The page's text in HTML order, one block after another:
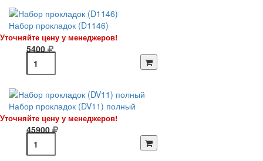
Набор прокладок (D1146)
Уточняйте цену у менеджеров!
5400
Набор прокладок (DV11) полный
Уточняйте цену у менеджеров!
45900